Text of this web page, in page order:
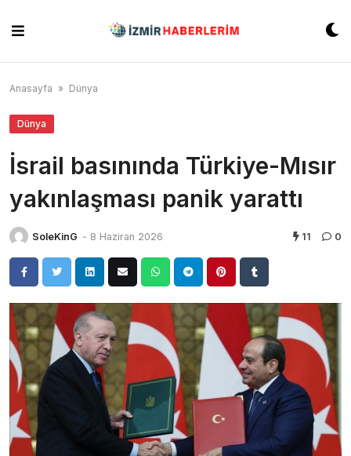
content
Anasayfa » Dünya
Dünya
İsrail basınında Türkiye-Mısır
yakınlaşması panik yarattı
SoleKinG - 8 Haziran 2026 11 0